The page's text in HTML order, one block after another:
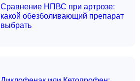
Сравнение НПВС при артрозе:
какой обезболивающий препарат
выбрать